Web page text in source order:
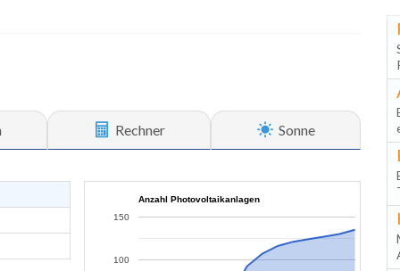
Rechner Sonne
Anzahl Photovoltaikanlagen
100
150